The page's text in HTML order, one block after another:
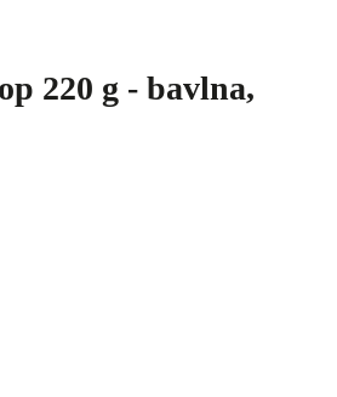
220 g - bavlna,